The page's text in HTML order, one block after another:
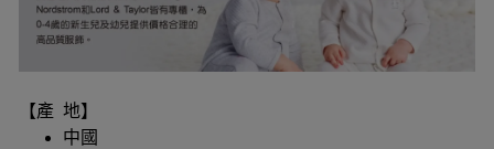
【產 地】
中國